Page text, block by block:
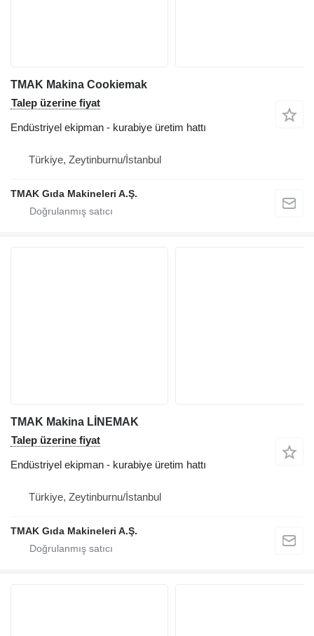
TMAK Makina Cookiemak
Talep üzerine fiyat
Endüstriyel ekipman - kurabiye üretim hattı
Türkiye, Zeytinburnu/İstanbul
TMAK Gıda Makineleri A.Ş.
TMAK Makina LİNEMAK
Talep üzerine fiyat
Endüstriyel ekipman - kurabiye üretim hattı
Türkiye, Zeytinburnu/İstanbul
TMAK Gıda Makineleri A.Ş.